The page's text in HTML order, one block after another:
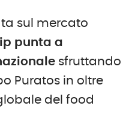
sul mercato
punta a
sfruttando
Puratos in oltre
del food